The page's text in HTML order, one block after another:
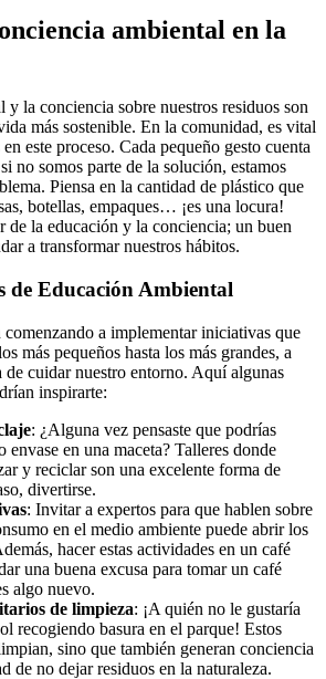
ambiental en la
y la conciencia sobre nuestros residuos son
más sostenible. En la comunidad, es vital
este proceso. Cada pequeño gesto cuenta
no somos parte de la solución, estamos
Piensa en la cantidad de plástico que
botellas, empaques… ¡es una locura!
de la educación y la conciencia; un buen
a transformar nuestros hábitos.
de Educación Ambiental
comenzando a implementar iniciativas que
más pequeños hasta los más grandes, a
de cuidar nuestro entorno. Aquí algunas
inspirarte:
: ¿Alguna vez pensaste que podrías
en una maceta? Talleres donde
y reciclar son una excelente forma de
divertirse.
: Invitar a expertos para que hablen sobre
en el medio ambiente puede abrir los
hacer estas actividades en un café
una buena excusa para tomar un café
algo nuevo.
de limpieza: ¡A quién no le gustaría
recogiendo basura en el parque! Estos
sino que también generan conciencia
de no dejar residuos en la naturaleza.